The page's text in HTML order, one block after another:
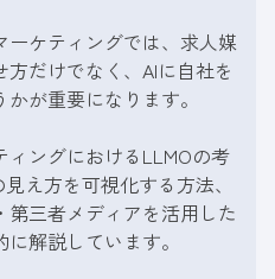
ケティングでは、求人媒
だけでなく、AIに自社を
が重要になります。
ングにおけるLLMOの考
え方を可視化する方法、
三者メディアを活用した
解説しています。